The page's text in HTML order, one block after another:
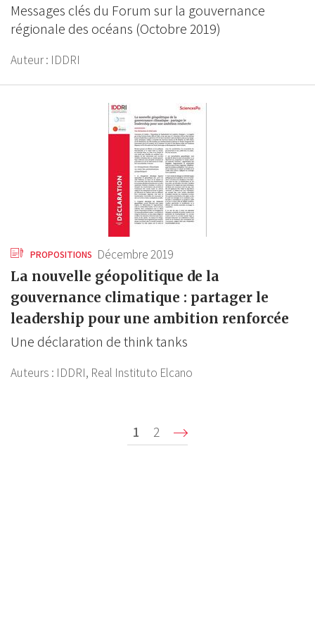
Messages clés du Forum sur la gouvernance
régionale des océans (Octobre 2019)
Auteur : IDDRI
PROPOSITIONS Décembre 2019
La nouvelle géopolitique de la
gouvernance climatique : partager le
leadership pour une ambition renforcée
Une déclaration de think tanks
Auteurs : IDDRI, Real Instituto Elcano
Page
courante
1 Page
2